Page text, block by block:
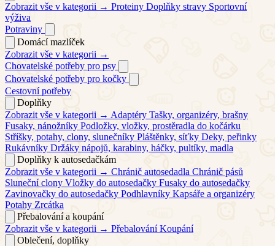
Zobrazit vše v kategorii → Proteiny Doplňky stravy Sportovní
výživa
Potraviny
Domácí mazlíček
Zobrazit vše v kategorii →
Chovatelské potřeby pro psy
Chovatelské potřeby pro kočky
Cestovní potřeby
Doplňky
Zobrazit vše v kategorii → Adaptéry Tašky, organizéry, brašny
Fusaky, nánožníky Podložky, vložky, prostěradla do kočárku
Stříšky, potahy, clony, slunečníky Pláštěnky, síťky Deky, peřinky
Rukávníky Držáky nápojů, karabiny, háčky, pultíky, madla
Doplňky k autosedačkám
Zobrazit vše v kategorii → Chránič autosedadla Chránič pásů
Sluneční clony Vložky do autosedačky Fusaky do autosedačky
Zavinovačky do autosedačky Podhlavníky Kapsáře a organizéry
Potahy Zrcátka
Přebalování a koupání
Zobrazit vše v kategorii → Přebalování Koupání
Oblečení, doplňky